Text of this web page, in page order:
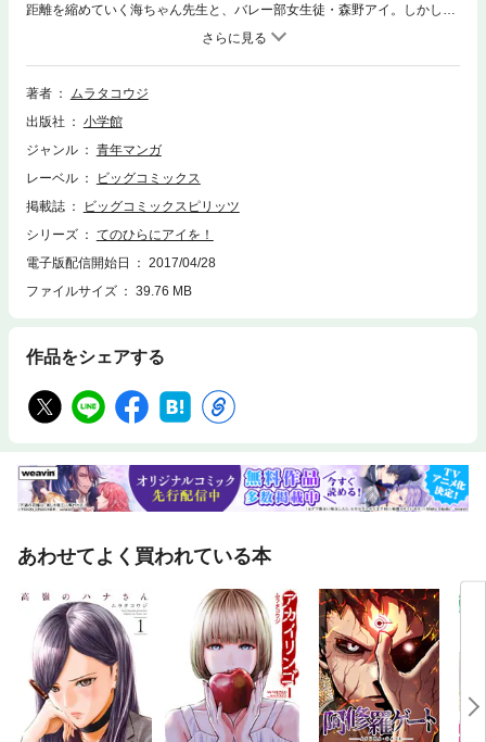
距離を縮めていく海ちゃん先生と、バレー部女生徒・森野アイ。しかし…
海ちゃんが想う相手は女子バレー部顧問のマホマホ先生。△関係の中、海
ちゃんの気持ちを知り、恋心を殺して「さようなら」を告げたアイ…更に
ヤリ手イケメン大学生コーチ・“ヒカリ先生”が妖しくアイを狙う――！？
デンジャラス合宿編突入、波乱の第3集！！
著者
ムラタコウジ
出版社
小学館
ジャンル
青年マンガ
レーベル
ビッグコミックス
掲載誌
ビッグコミックスピリッツ
シリーズ
てのひらにアイを！
電子版配信開始日
2017/04/28
ファイルサイズ
39.76 MB
作品をシェアする
あわせてよく買われている本